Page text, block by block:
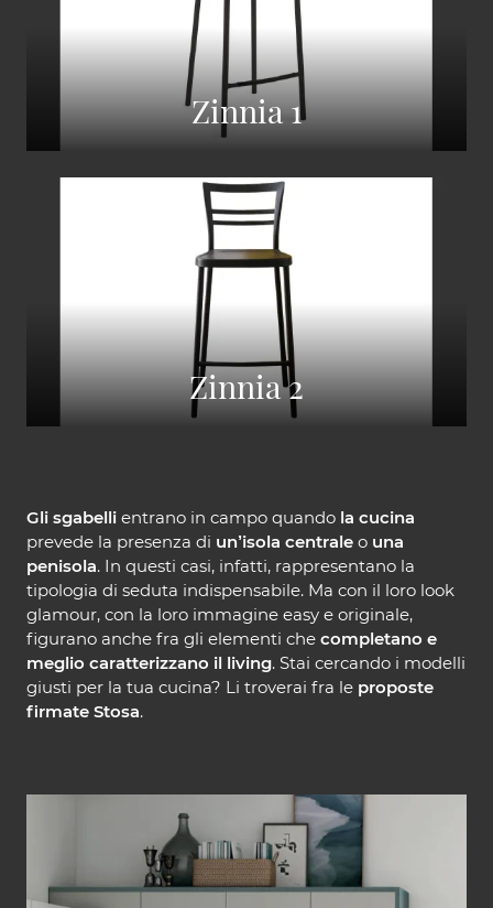
Zinnia 1
Zinnia 2
Gli sgabelli entrano in campo quando la cucina
prevede la presenza di un’isola centrale o una
penisola. In questi casi, infatti, rappresentano la
tipologia di seduta indispensabile. Ma con il loro look
glamour, con la loro immagine easy e originale,
figurano anche fra gli elementi che completano e
meglio caratterizzano il living. Stai cercando i modelli
giusti per la tua cucina? Li troverai fra le proposte
firmate Stosa.